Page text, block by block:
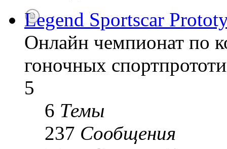
Legend Sportscar
Онлайн чемпионат по
гоночных
5
6 Темы
237 Сообщения